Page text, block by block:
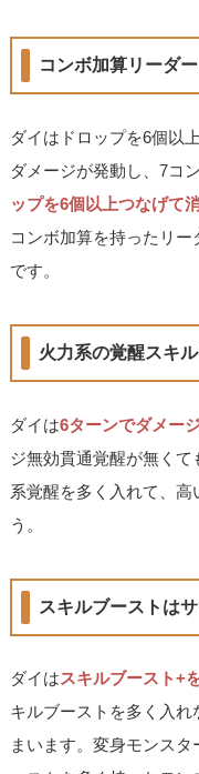
コンボ加算リーダ
ダイはドロップを6個以
ダメージが発動し、7コ
ップを6個以上つなげて
コンボ加算を持ったリ
です。
火力系の覚醒スキ
ダイは6ターンでダメー
ジ無効貫通覚醒が無く
系覚醒を多く入れて、高
う。
スキルブーストは
ダイはスキルブースト+
キルブーストを多く入
まいます。変身モンス